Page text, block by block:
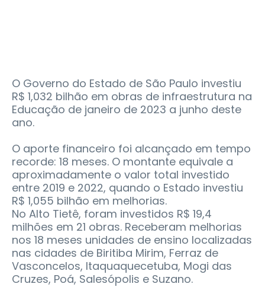
O Governo do Estado de São Paulo investiu
R$ 1,032 bilhão em obras de infraestrutura na
Educação de janeiro de 2023 a junho deste
ano.
O aporte financeiro foi alcançado em tempo
recorde: 18 meses. O montante equivale a
aproximadamente o valor total investido
entre 2019 e 2022, quando o Estado investiu
R$ 1,055 bilhão em melhorias.
No Alto Tietê, foram investidos R$ 19,4
milhões em 21 obras. Receberam melhorias
nos 18 meses unidades de ensino localizadas
nas cidades de Biritiba Mirim, Ferraz de
Vasconcelos, Itaquaquecetuba, Mogi das
Cruzes, Poá, Salesópolis e Suzano.